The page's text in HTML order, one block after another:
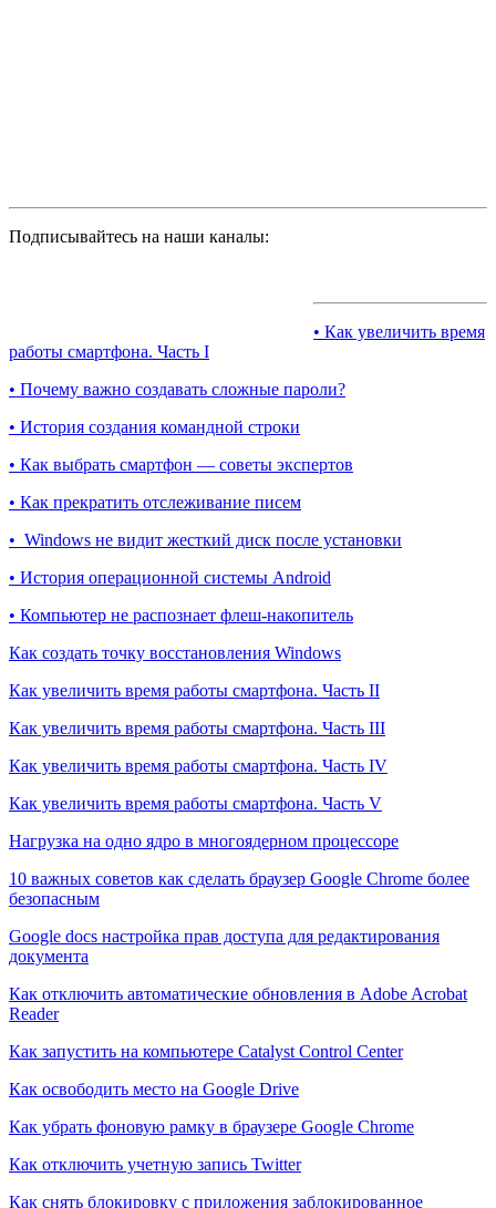
Подписывайтесь на наши каналы:
• Как увеличить время
работы смартфона. Часть I
• Почему важно создавать сложные пароли?
• История создания командной строки
• Как выбрать смартфон — советы экспертов
• Как прекратить отслеживание писем
• Windows не видит жесткий диск после установки
• История операционной системы Android
• Компьютер не распознает флеш-накопитель
Как создать точку восстановления Windows
Как увеличить время работы смартфона. Часть II
Как увеличить время работы смартфона. Часть III
Как увеличить время работы смартфона. Часть IV
Как увеличить время работы смартфона. Часть V
Нагрузка на одно ядро в многоядерном процессоре
10 важных советов как сделать браузер Google Chrome более
безопасным
Google docs настройка прав доступа для редактирования
документа
Как отключить автоматические обновления в Adobe Acrobat
Reader
Как запустить на компьютере Catalyst Control Center
Как освободить место на Google Drive
Как убрать фоновую рамку в браузере Google Chrome
Как отключить учетную запись Twitter
Как снять блокировку с приложения заблокированное